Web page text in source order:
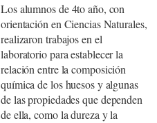
Los alumnos de 4to año, con
orientación en Ciencias Naturales,
realizaron trabajos en el
laboratorio para establecer la
relación entre la composición
química de los huesos y algunas
de las propiedades que dependen
de ella, como la dureza y la